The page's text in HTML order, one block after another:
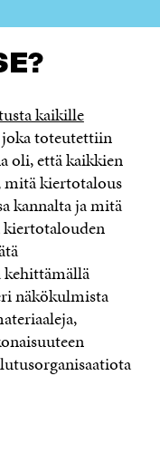
kaikille
toteutettiin
oli, että kaikkien
kiertotalous
kannalta ja mitä
kiertotalouden
kehittämällä
näkökulmista